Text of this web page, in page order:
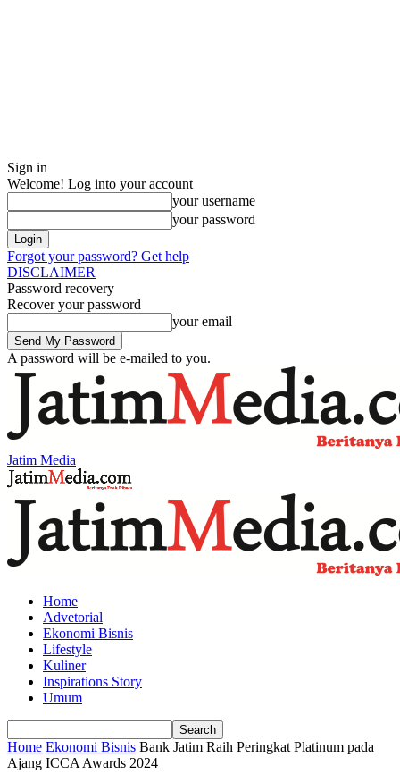
Sign in
Welcome! Log into your account
your username
your password
Forgot your password? Get help
DISCLAIMER
Password recovery
Recover your password
your email
A password will be e-mailed to you.
Jatim Media
Home
Advetorial
Ekonomi Bisnis
Lifestyle
Kuliner
Inspirations Story
Umum
Home Ekonomi Bisnis Bank Jatim Raih Peringkat Platinum pada
Ajang ICCA Awards 2024